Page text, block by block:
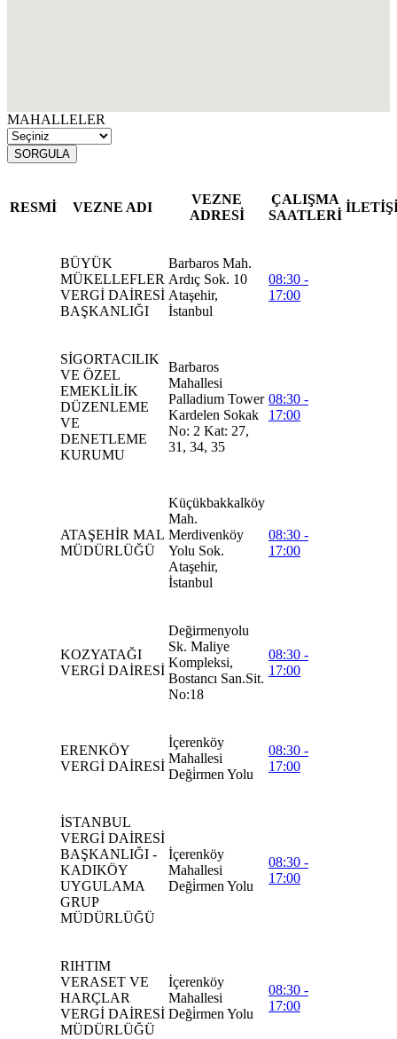
MAHALLELER
SORGULA
RESMİ VEZNE ADI
VEZNE
ADRESİ
ÇALIŞMA
SAATLERİ
BÜYÜK
MÜKELLEFLER
VERGİ DAİRESİ
BAŞKANLIĞI
Barbaros Mah.
Ardıç Sok. 10
Ataşehir,
İstanbul
08:30 -
17:00
SİGORTACILIK
VE ÖZEL
EMEKLİLİK
DÜZENLEME
VE
DENETLEME
KURUMU
Barbaros
Mahallesi
Palladium Tower
Kardelen Sokak
No: 2 Kat: 27,
31, 34, 35
08:30 -
17:00
ATAŞEHİR MAL
MÜDÜRLÜĞÜ
Küçükbakkalköy
Mah.
Merdivenköy
Yolu Sok.
Ataşehir,
İstanbul
08:30 -
17:00
KOZYATAĞI
VERGİ DAİRESİ
Değirmenyolu
Sk. Maliye
Kompleksi,
Bostancı San.Sit.
No:18
08:30 -
17:00
ERENKÖY
VERGİ DAİRESİ
İçerenköy
Mahallesi
Deği̇rmen Yolu
08:30 -
17:00
İSTANBUL
VERGİ DAİRESİ
BAŞKANLIĞI -
KADIKÖY
UYGULAMA
GRUP
MÜDÜRLÜĞÜ
İçerenköy
Mahallesi
Deği̇rmen Yolu
08:30 -
17:00
RIHTIM
VERASET VE
HARÇLAR
VERGİ DAİRESİ
MÜDÜRLÜĞÜ
İçerenköy
Mahallesi
Deği̇rmen Yolu
08:30 -
17:00